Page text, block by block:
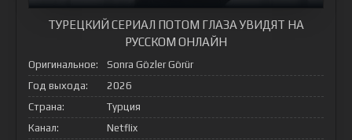
ТУРЕЦКИЙ СЕРИАЛ ПОТОМ ГЛАЗА УВИДЯТ НА
РУССКОМ ОНЛАЙН
Оригинальное:
Sonra Gözler Görür
Год выхода:
2026
Страна:
Турция
Канал:
Netflix